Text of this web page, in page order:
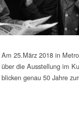
Am 25.März 2018 in
über die Ausstellung im
blicken genau 50 Jahre